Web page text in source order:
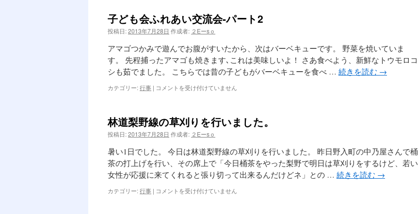
ふ
れ
あ
い
交
流
会-
ー
子ども会ふれあい交流会-パート2
投稿日:2013年7月28日 作成者: ２Eーsｏ
アマゴつかみで遊んでお腹がすいたから、次はバーベキューです。 野菜を焼いていま
す。 先程捕ったアマゴも焼きます､これは美味しいよ！ さあ食べよう、新鮮なトウモロコ
シも茹でました。 こちらでは昔の子どもがバーベキューを食べ … 続きを読む →
カテゴリー:行事 | 子
ふ
れ
あ
交
流
会-
ー
コメントを受け付けていません
林道梨野線の草刈りを行いました。
投稿日:2013年7月28日 作成者: ２Eーsｏ
暑い1日でした。 今日は林道梨野線の草刈りを行いました。 昨日野入町の中乃屋さんで桶
茶の打上げを行い、その席上で「今日桶茶をやった梨野で明日は草刈りをするけど、若い
女性が応援に来てくれると張り切って出来るんだけどネ」との … 続きを読む →
カテゴリー:行事 | 林
コメントを受け付けていません